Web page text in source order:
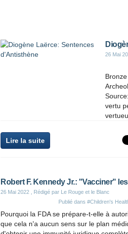
26 Mai
vertu
Lire la suite
Robert F. Kennedy Jr.: "Vacciner"
26 Mai 2022 , Rédigé par Le Rouge et le Blanc
Publié dans #Children's
Pourquoi la FDA se prépare-t-elle à
que cela n'a aucun sens sur le plan